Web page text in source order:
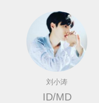
刘小涛
ID/MD